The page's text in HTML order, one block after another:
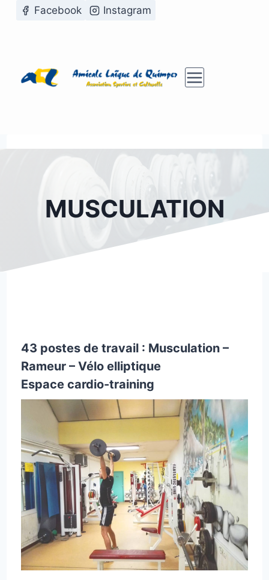
Facebook Instagram
MUSCULATION
43 postes de travail : Musculation –
Rameur – Vélo elliptique
Espace cardio-training